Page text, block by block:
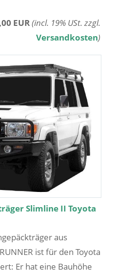
EUR(incl. 19% USt. zzgl.
Versandkosten)
Slimline II Toyota
aus
ist für den Toyota
Er hat eine Bauhöhe